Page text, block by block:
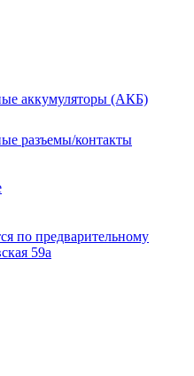
по предварительному
59а
аккумуляторы (АКБ)
разъемы/контакты